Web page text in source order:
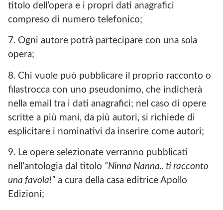
titolo dell’opera e i propri dati anagrafici
compreso di numero telefonico;
7. Ogni autore potrà partecipare con una sola
opera;
8. Chi vuole può pubblicare il proprio racconto o
filastrocca con uno pseudonimo, che indicherà
nella email tra i dati anagrafici; nel caso di opere
scritte a più mani, da più autori, si richiede di
esplicitare i nominativi da inserire come autori;
9. Le opere selezionate verranno pubblicati
nell’antologia dal titolo “Ninna Nanna.. ti racconto
una favola!” a cura della casa editrice Apollo
Edizioni;